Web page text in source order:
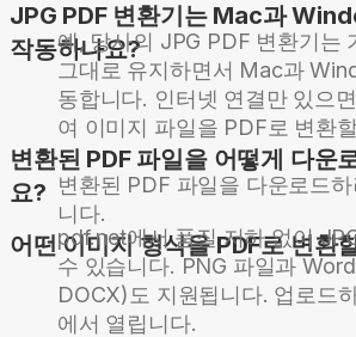
JPG PDF 변환기는 Mac과
작동하나요?
예, 당사의 JPG PDF 변환기는
그대로 유지하면서 Mac과
동합니다. 인터넷 연결만 있으
여 이미지 파일을 PDF로 변환
변환된 PDF 파일을 어떻게 다운
요? 변환된 PDF 파일을 다운로드
니다.
어떤 이미지 형식을 PDF로 변환
pdf.net에서 품질 저하 없이
수 있습니다. PNG 파일과
DOCX)도 지원됩니다. 업로드
에서 열립니다.